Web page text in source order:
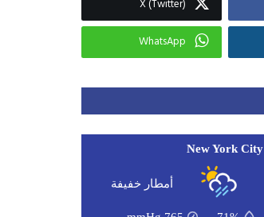
X (Twitter)
WhatsApp
New York City
أمطار خفيفة